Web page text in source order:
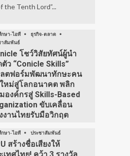
Tenth Lord”...
กษา-ไอที
ธุรกิจ-ตลาด
าสัมพันธ์
โชว์วิสัยทัศน์ผู้นำ
ตัว “Conicle Skills”
ตฟอร์มพัฒนาทักษะคน
หม่สู่โลกอนาคต พลิก
องค์กรสู่ Skills-Based
ขับเคลื่อน
งานไทยรับมือวิกฤต
กษา-ไอที ประชาสัมพันธ์
สร้างชื่อเสียงให้